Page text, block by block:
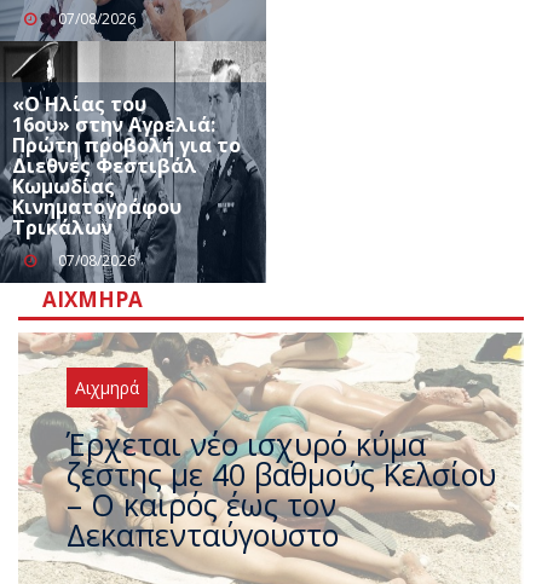
07/08/2026
«Ο Ηλίας του
16ου» στην Αγρελιά:
Πρώτη προβολή για το
Διεθνές Φεστιβάλ
Κωμωδίας
Κινηματογράφου
Τρικάλων
07/08/2026
ΑΙΧΜΗΡΆ
Αιχμηρά
Άφαντος ο Τσίπρας… την ώρα
που η χώρα καίγεται